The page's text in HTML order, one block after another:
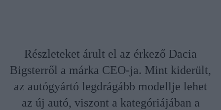
Részleteket árult el az érkező Dacia
Bigsterről a márka CEO-ja. Mint kiderült,
az autógyártó legdrágább modellje lehet
az új autó, viszont a kategóriájában a